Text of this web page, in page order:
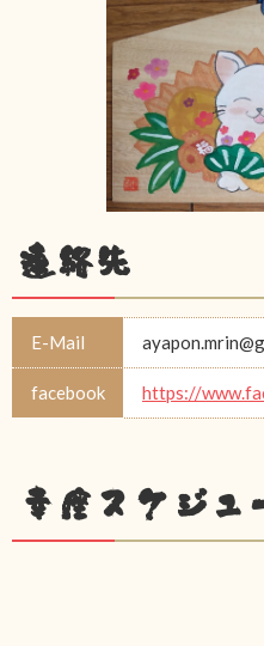
連絡先
E-Mail
facebook https://
幸座スケジュ